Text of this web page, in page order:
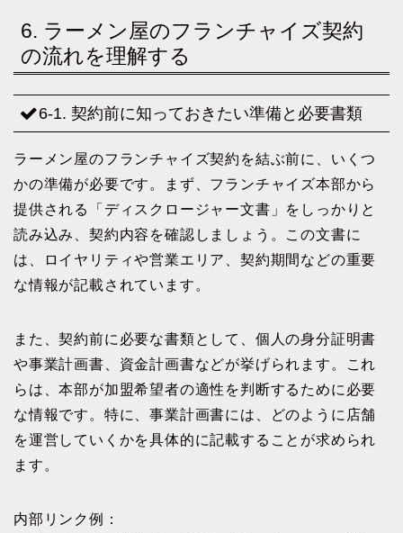
6. ラーメン屋のフランチャイズ契約
の流れを理解する
6-1. 契約前に知っておきたい準備と必要書類
ラーメン屋のフランチャイズ契約を結ぶ前に、いくつ
かの準備が必要です。まず、フランチャイズ本部から
提供される「ディスクロージャー文書」をしっかりと
読み込み、契約内容を確認しましょう。この文書に
は、ロイヤリティや営業エリア、契約期間などの重要
な情報が記載されています。
また、契約前に必要な書類として、個人の身分証明書
や事業計画書、資金計画書などが挙げられます。これ
らは、本部が加盟希望者の適性を判断するために必要
な情報です。特に、事業計画書には、どのように店舗
を運営していくかを具体的に記載することが求められ
ます。
内部リンク例：